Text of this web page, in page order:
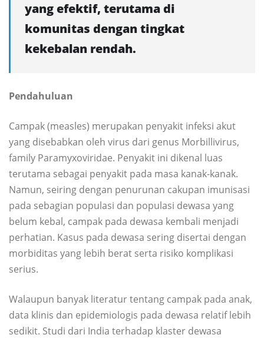
yang efektif, terutama di
komunitas dengan tingkat
kekebalan rendah.
Pendahuluan
Campak (measles) merupakan penyakit infeksi akut
yang disebabkan oleh virus dari genus Morbillivirus,
family Paramyxoviridae. Penyakit ini dikenal luas
terutama sebagai penyakit pada masa kanak-kanak.
Namun, seiring dengan penurunan cakupan imunisasi
pada sebagian populasi dan populasi dewasa yang
belum kebal, campak pada dewasa kembali menjadi
perhatian. Kasus pada dewasa sering disertai dengan
morbiditas yang lebih berat serta risiko komplikasi
serius.
Walaupun banyak literatur tentang campak pada anak,
data klinis dan epidemiologis pada dewasa relatif lebih
sedikit. Studi dari India terhadap klaster dewasa